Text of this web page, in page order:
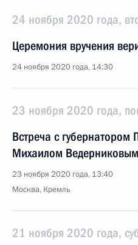
24 ноября 2020 года,
Церемония вручения
24 ноября 2020 года, 14:30
23 ноября 2020 года,
Встреча с губернатором
Михаилом Ведерниковым
23 ноября 2020 года, 13:40
Москва, Кремль
21 ноября 2020 года,